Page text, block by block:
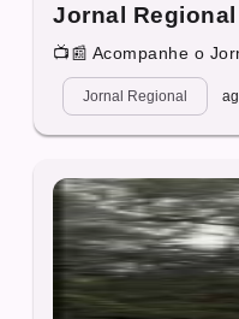
Jornal Regional
📺📰 Acompanhe o
Jornal Regional